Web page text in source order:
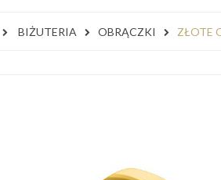
BIŻUTERIA OBRĄCZKI ZŁOTE